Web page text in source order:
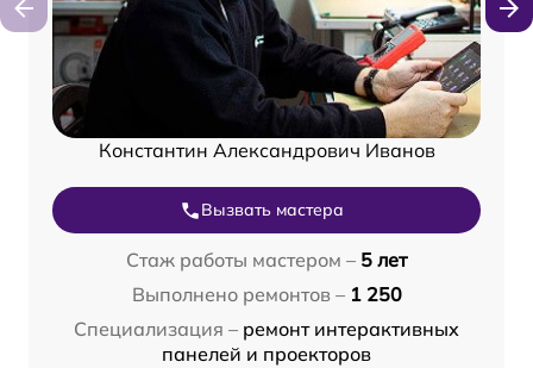
Константин Александрович Иванов
Вызвать мастера
Стаж работы мастером – 5 лет
Выполнено ремонтов – 1 250
Специализация – ремонт интерактивных
панелей и проекторов